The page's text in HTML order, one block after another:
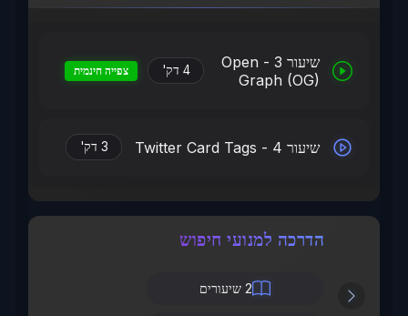
שיעור 3 - Open
Graph (OG)
4 דק' צפייה חינמית
שיעור 4 - Twitter Card Tags 3 דק'
הדרכה למנועי חיפוש
2 שיעורים